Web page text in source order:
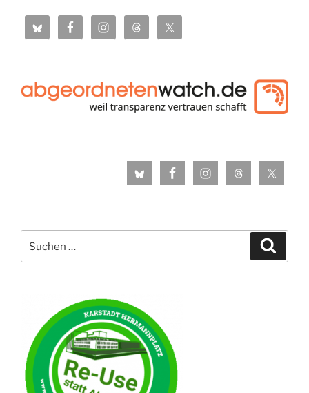
nach: